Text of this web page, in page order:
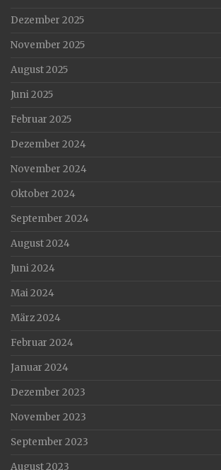
Dezember 2025
November 2025
August 2025
Juni 2025
Februar 2025
Dezember 2024
November 2024
Oktober 2024
September 2024
August 2024
Juni 2024
Mai 2024
März 2024
Februar 2024
Januar 2024
Dezember 2023
November 2023
September 2023
August 2023